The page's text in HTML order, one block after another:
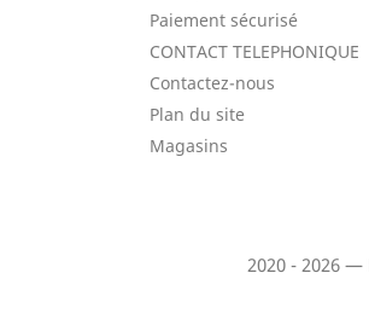
Paiement sécurisé
CONTACT TELEPHONIQUE
Contactez-nous
Plan du site
Magasins
2020 - 2026 —